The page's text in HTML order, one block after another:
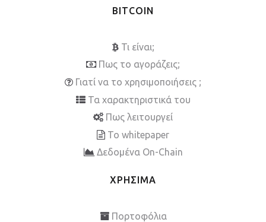
BITCOIN
Τι είναι;
Πως το αγοράζεις;
Γιατί να το χρησιμοποιήσεις ;
Τα χαρακτηριστικά του
Πως λειτουργεί
To whitepaper
Δεδομένα On-Chain
ΧΡΗΣΙΜΑ
Πορτοφόλια